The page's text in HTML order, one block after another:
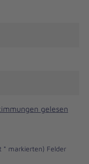
gelesen
* markierten) Felder